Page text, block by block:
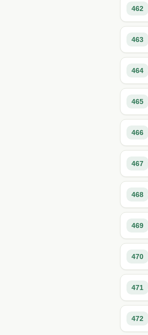
462
463
464
465
466
467
468
469
470
471
472